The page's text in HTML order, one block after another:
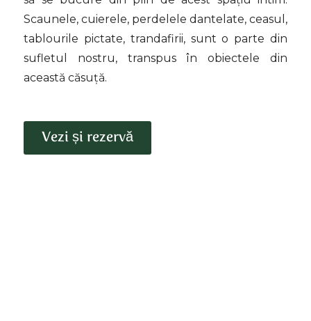
Scaunele, cuierele, perdelele dantelate, ceasul,
tablourile pictate, trandafirii, sunt o parte din
sufletul nostru, transpus în obiectele din
această căsuță.
Vezi și rezervă